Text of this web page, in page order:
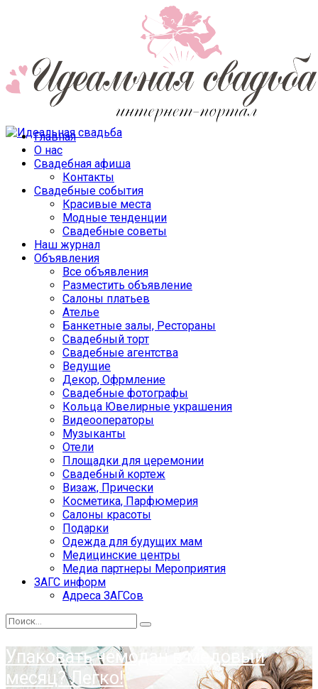
Главная
О нас
Свадебная афиша
Контакты
Свадебные события
Красивые места
Модные тенденции
Свадебные советы
Наш журнал
Объявления
Все объявления
Разместить объявление
Салоны платьев
Ателье
Банкетные залы, Рестораны
Свадебный торт
Свадебные агентства
Ведущие
Декор, Офрмление
Свадебные фотографы
Кольца Ювелирные украшения
Видеооператоры
Музыканты
Отели
Площадки для церемонии
Свадебный кортеж
Визаж, Прически
Косметика, Парфюмерия
Салоны красоты
Подарки
Одежда для будущих мам
Медицинские центры
Медиа партнеры Мероприятия
ЗАГС информ
Адреса ЗАГСов
Упаковать чемодан в медовый
месяц? Легко!